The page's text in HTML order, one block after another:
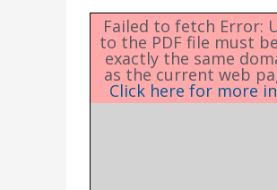
Failed to fetch Error:
to the PDF file must
exactly the same
as the current web
Click here for more